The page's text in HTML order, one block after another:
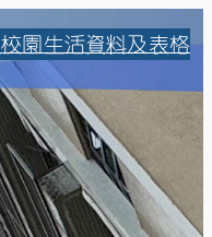
校園生活資料及表格